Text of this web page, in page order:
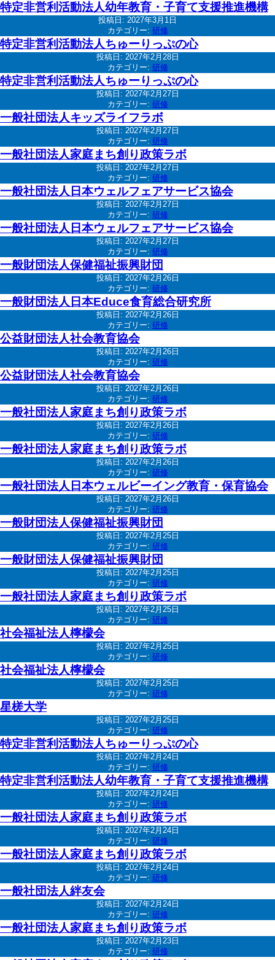
特定非営利活動法人幼年教育・子育て支援推進機構
投稿日: 2027年3月1日
カテゴリー: 研修
特定非営利活動法人ちゅーりっぷの心
投稿日: 2027年2月28日
カテゴリー: 研修
特定非営利活動法人ちゅーりっぷの心
投稿日: 2027年2月27日
カテゴリー: 研修
一般社団法人キッズライフラボ
投稿日: 2027年2月27日
カテゴリー: 研修
一般社団法人家庭まち創り政策ラボ
投稿日: 2027年2月27日
カテゴリー: 研修
一般社団法人日本ウェルフェアサービス協会
投稿日: 2027年2月27日
カテゴリー: 研修
一般社団法人日本ウェルフェアサービス協会
投稿日: 2027年2月27日
カテゴリー: 研修
一般財団法人保健福祉振興財団
投稿日: 2027年2月26日
カテゴリー: 研修
一般財団法人日本Educe食育総合研究所
投稿日: 2027年2月26日
カテゴリー: 研修
公益財団法人社会教育協会
投稿日: 2027年2月26日
カテゴリー: 研修
公益財団法人社会教育協会
投稿日: 2027年2月26日
カテゴリー: 研修
一般社団法人家庭まち創り政策ラボ
投稿日: 2027年2月26日
カテゴリー: 研修
一般社団法人家庭まち創り政策ラボ
投稿日: 2027年2月26日
カテゴリー: 研修
一般社団法人日本ウェルビーイング教育・保育協会
投稿日: 2027年2月26日
カテゴリー: 研修
一般財団法人保健福祉振興財団
投稿日: 2027年2月25日
カテゴリー: 研修
一般財団法人保健福祉振興財団
投稿日: 2027年2月25日
カテゴリー: 研修
一般社団法人家庭まち創り政策ラボ
投稿日: 2027年2月25日
カテゴリー: 研修
社会福祉法人檸檬会
投稿日: 2027年2月25日
カテゴリー: 研修
社会福祉法人檸檬会
投稿日: 2027年2月25日
カテゴリー: 研修
星槎大学
投稿日: 2027年2月25日
カテゴリー: 研修
特定非営利活動法人ちゅーりっぷの心
投稿日: 2027年2月24日
カテゴリー: 研修
特定非営利活動法人幼年教育・子育て支援推進機構
投稿日: 2027年2月24日
カテゴリー: 研修
一般社団法人家庭まち創り政策ラボ
投稿日: 2027年2月24日
カテゴリー: 研修
一般社団法人家庭まち創り政策ラボ
投稿日: 2027年2月24日
カテゴリー: 研修
一般社団法人絆友会
投稿日: 2027年2月24日
カテゴリー: 研修
一般社団法人家庭まち創り政策ラボ
投稿日: 2027年2月23日
カテゴリー: 研修